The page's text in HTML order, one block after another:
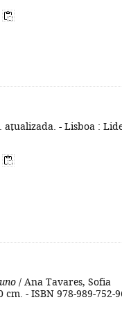
atualizada. - Lisboa :
/ Ana Tavares, Sofia
- ISBN 978-989-752-